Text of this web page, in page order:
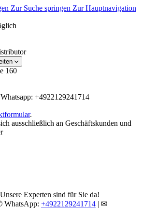
Zur Suche springen Zur Hauptnavigation
160
+4922129241714
.
ausschließlich an Geschäftskunden und
Experten sind für Sie da!
WhatsApp: +4922129241714 | ✉